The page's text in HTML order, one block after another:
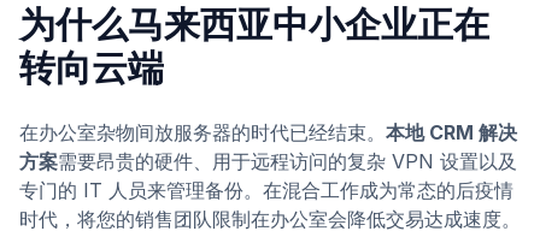
为什么马来西亚中小企业正在
转向云端
在办公室杂物间放服务器的时代已经结束。 本地 CRM 解决
方案需要昂贵的硬件、用于远程访问的复杂 VPN 设置以及
专门的 IT 人员来管理备份。在混合工作成为常态的后疫情
时代，将您的销售团队限制在办公室会降低交易达成速度。